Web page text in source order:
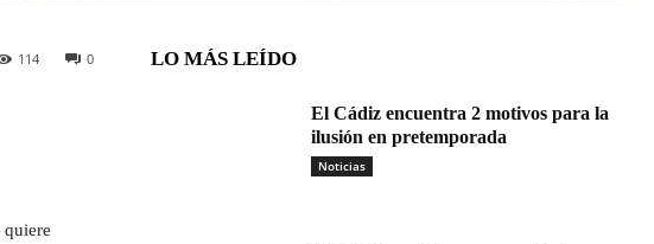
0
114 LO MÁS LEÍDO
El Cádiz encuentra 2 motivos para la
ilusión en pretemporada
Noticias